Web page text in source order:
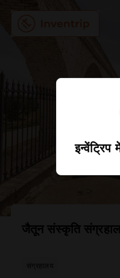
जैतून संस्कृति
संग्रहालय